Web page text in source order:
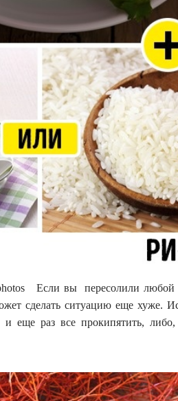
Если вы пересолили любой
сделать ситуацию еще хуже.
еще раз все прокипятить, либо,